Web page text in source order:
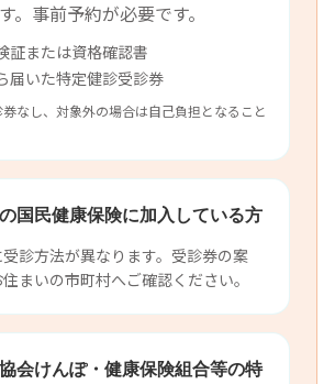
。事前予約が必要です。
証または資格確認書
届いた特定健診受診券
なし、対象外の場合は自己負担となること
国民健康保険に加入している方
診方法が異なります。受診券の案
まいの市町村へご確認ください。
会けんぽ・健康保険組合等の特